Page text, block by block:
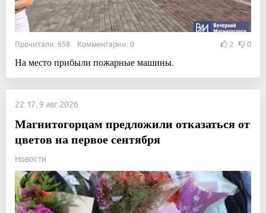
Прочитали: 658 Комментарии: 0 2 0
На место прибыли пожарные машины.
22:17, 9 авг 2026
Магнитогорцам предложили отказаться от
цветов на первое сентября
Новости